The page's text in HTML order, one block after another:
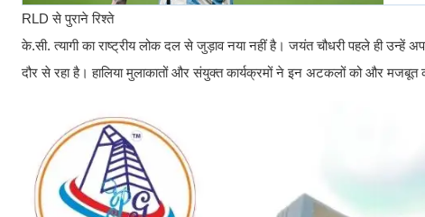
RLD से पुराने रिश्ते
के.सी. त्यागी का राष्ट्रीय लोक दल से जुड़ाव नया नहीं है। जयंत चौधरी पहले ही उन्हें
दौर से रहा है। हालिया मुलाकातों और संयुक्त कार्यक्रमों ने इन अटकलों को और मजबूत